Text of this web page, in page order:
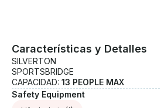
Características y Detalles
SILVERTON
SPORTSBRIDGE
CAPACIDAD: 13 PEOPLE MAX
Safety Equipment